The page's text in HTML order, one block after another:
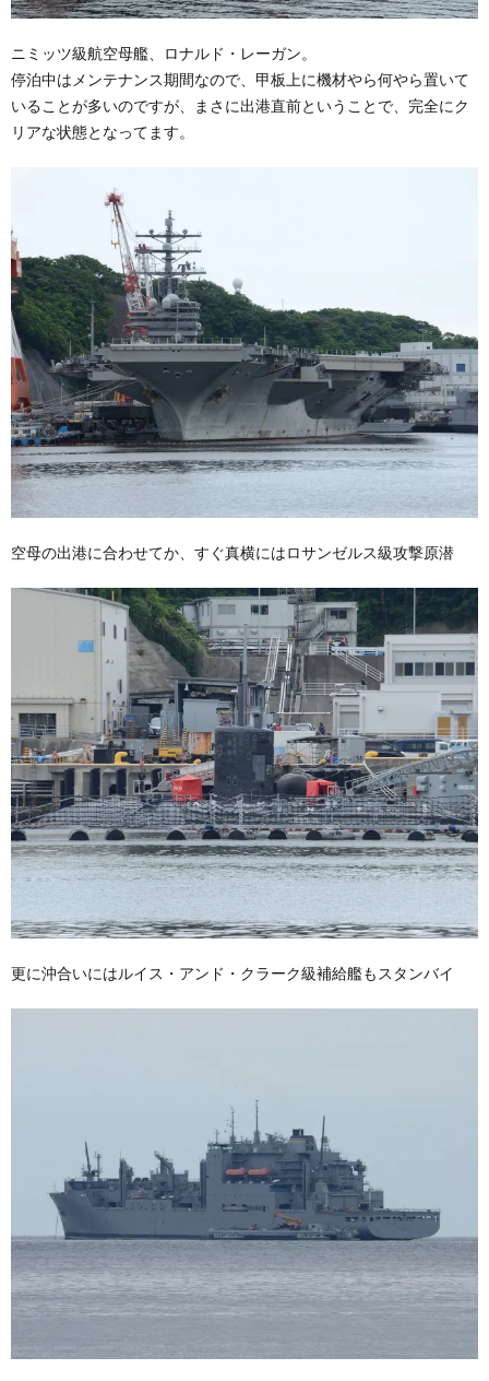
ニミッツ級航空母艦、ロナルド・レーガン。
停泊中はメンテナンス期間なので、甲板上に機材やら何やら置いて
いることが多いのですが、まさに出港直前ということで、完全にク
リアな状態となってます。
空母の出港に合わせてか、すぐ真横にはロサンゼルス級攻撃原潜
更に沖合いにはルイス・アンド・クラーク級補給艦もスタンバイ